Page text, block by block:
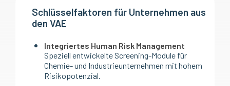
Schlüsselfaktoren für Unternehmen aus
den VAE
Integriertes Human Risk Management
Speziell entwickelte Screening-Module für
Chemie- und Industrieunternehmen mit hohem
Risikopotenzial.